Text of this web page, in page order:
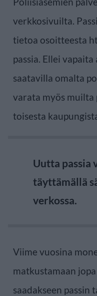
verkkosivuilta.
tietoa osoitteesta
passia. Ellei
saatavilla omalta
varata myös
toisesta
Uutta passia
täyttämällä
verkossa.
Viime vuosina
matkustamaan
saadakseen passin